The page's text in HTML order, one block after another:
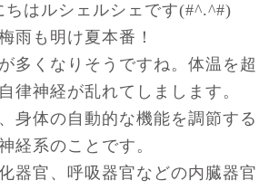
ちはルシェルシェです(#^.^#)
雨も明け夏本番！
多くなりそうですね。体温を超
律神経が乱れてしまします。
身体の自動的な機能を調節する
経系のことです。
器官、呼吸器官などの内臓器官